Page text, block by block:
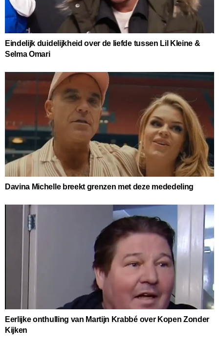
Eindelijk duidelijkheid over de liefde tussen Lil Kleine &
Selma Omari
Davina Michelle breekt grenzen met deze mededeling
Eerlijke onthulling van Martijn Krabbé over Kopen Zonder
Kijken